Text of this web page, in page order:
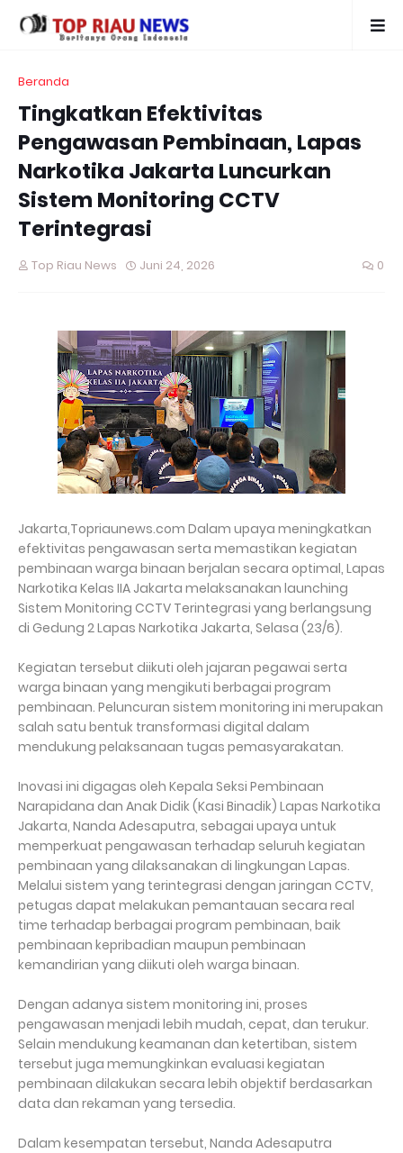
Beranda
Tingkatkan Efektivitas
Pengawasan Pembinaan, Lapas
Narkotika Jakarta Luncurkan
Sistem Monitoring CCTV
Terintegrasi
Top Riau News Juni 24, 2026 0
Jakarta,Topriaunews.com Dalam upaya meningkatkan
efektivitas pengawasan serta memastikan kegiatan
pembinaan warga binaan berjalan secara optimal, Lapas
Narkotika Kelas IIA Jakarta melaksanakan launching
Sistem Monitoring CCTV Terintegrasi yang berlangsung
di Gedung 2 Lapas Narkotika Jakarta, Selasa (23/6).
Kegiatan tersebut diikuti oleh jajaran pegawai serta
warga binaan yang mengikuti berbagai program
pembinaan. Peluncuran sistem monitoring ini merupakan
salah satu bentuk transformasi digital dalam
mendukung pelaksanaan tugas pemasyarakatan.
Inovasi ini digagas oleh Kepala Seksi Pembinaan
Narapidana dan Anak Didik (Kasi Binadik) Lapas Narkotika
Jakarta, Nanda Adesaputra, sebagai upaya untuk
memperkuat pengawasan terhadap seluruh kegiatan
pembinaan yang dilaksanakan di lingkungan Lapas.
Melalui sistem yang terintegrasi dengan jaringan CCTV,
petugas dapat melakukan pemantauan secara real
time terhadap berbagai program pembinaan, baik
pembinaan kepribadian maupun pembinaan
kemandirian yang diikuti oleh warga binaan.
Dengan adanya sistem monitoring ini, proses
pengawasan menjadi lebih mudah, cepat, dan terukur.
Selain mendukung keamanan dan ketertiban, sistem
tersebut juga memungkinkan evaluasi kegiatan
pembinaan dilakukan secara lebih objektif berdasarkan
data dan rekaman yang tersedia.
Dalam kesempatan tersebut, Nanda Adesaputra